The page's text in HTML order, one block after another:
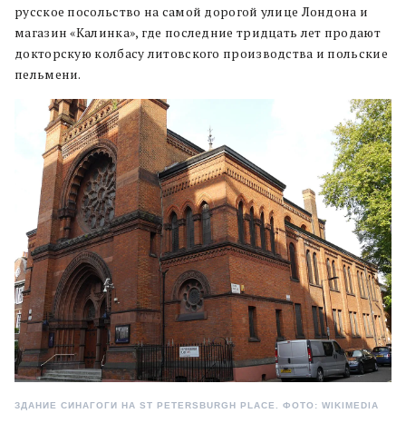
русское посольство на самой дорогой улице Лондона и
магазин «Калинка», где последние тридцать лет продают
докторскую колбасу литовского производства и польские
пельмени.
ЗДАНИЕ СИНАГОГИ НА ST PETERSBURGH PLACE. ФОТО: WIKIMEDIA